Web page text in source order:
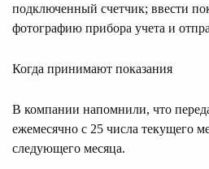
подключенный счетчик; ввести
фотографию прибора учета и
Когда принимают показания
В компании напомнили, что
ежемесячно с 25 числа текущего
следующего месяца.